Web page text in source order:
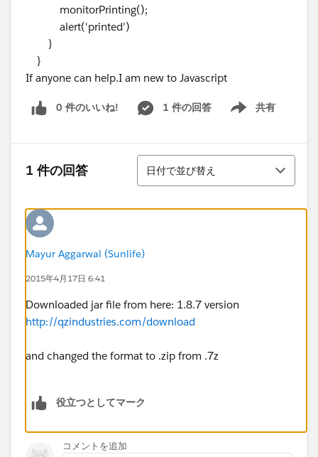
monitorPrinting();
alert('printed')
}
}
If anyone can help.I am new to Javascript
0 件のいいね! 1 件の回答 共有
Show menu
1 件の回答
並び替え
日付で並び替え
Mayur Aggarwal (Sunlife)
2015年4月17日 6:41
Downloaded jar file from here: 1.8.7 version
http://qzindustries.com/download
and changed the format to .zip from .7z
役立つとしてマーク
コメントを追加